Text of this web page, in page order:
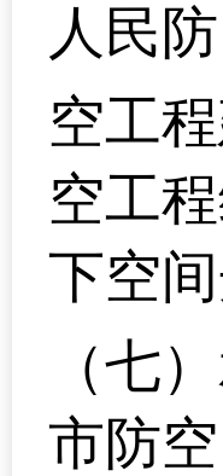
人民防
空工
空工
下空
（七
市防空